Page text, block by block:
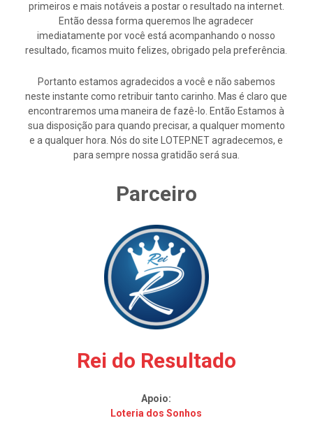
primeiros e mais notáveis a postar o resultado na internet.
Então dessa forma queremos lhe agradecer
imediatamente por você está acompanhando o nosso
resultado, ficamos muito felizes, obrigado pela preferência.
Portanto estamos agradecidos a você e não sabemos
neste instante como retribuir tanto carinho. Mas é claro que
encontraremos uma maneira de fazê-lo. Então Estamos à
sua disposição para quando precisar, a qualquer momento
e a qualquer hora. Nós do site LOTEP.NET agradecemos, e
para sempre nossa gratidão será sua.
Parceiro
Rei do Resultado
Apoio:
Loteria dos Sonhos